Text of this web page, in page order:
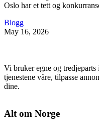
Oslo har et tett og
Blogg
May 16, 2026
Vi bruker egne og
tjenestene våre, tilpasse
dine.
Alt om Norge